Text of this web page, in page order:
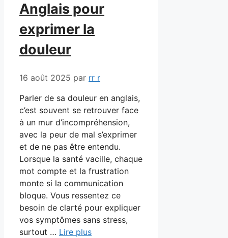
Anglais pour
exprimer la
douleur
16 août 2025 par rr r
Parler de sa douleur en anglais,
c’est souvent se retrouver face
à un mur d’incompréhension,
avec la peur de mal s’exprimer
et de ne pas être entendu.
Lorsque la santé vacille, chaque
mot compte et la frustration
monte si la communication
bloque. Vous ressentez ce
besoin de clarté pour expliquer
vos symptômes sans stress,
surtout … Lire plus